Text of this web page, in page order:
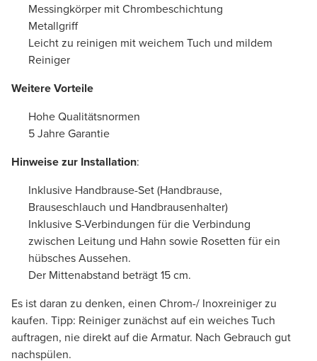
Messingkörper mit Chrombeschichtung
Metallgriff
Leicht zu reinigen mit weichem Tuch und mildem
Reiniger
Weitere Vorteile
Hohe Qualitätsnormen
5 Jahre Garantie
Hinweise zur Installation:
Inklusive Handbrause-Set (Handbrause,
Brauseschlauch und Handbrausenhalter)
Inklusive S-Verbindungen für die Verbindung
zwischen Leitung und Hahn sowie Rosetten für ein
hübsches Aussehen.
Der Mittenabstand beträgt 15 cm.
Es ist daran zu denken, einen Chrom-/ Inoxreiniger zu
kaufen. Tipp: Reiniger zunächst auf ein weiches Tuch
auftragen, nie direkt auf die Armatur. Nach Gebrauch gut
nachspülen.